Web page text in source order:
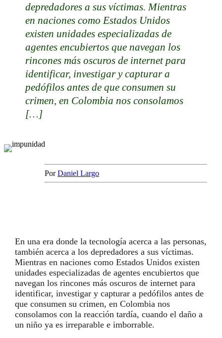
depredadores a sus víctimas. Mientras
en naciones como Estados Unidos
existen unidades especializadas de
agentes encubiertos que navegan los
rincones más oscuros de internet para
identificar, investigar y capturar a
pedófilos antes de que consumen su
crimen, en Colombia nos consolamos
[…]
PorDaniel Largo
En una era donde la tecnología acerca a las personas,
también acerca a los depredadores a sus víctimas.
Mientras en naciones como Estados Unidos existen
unidades especializadas de agentes encubiertos que
navegan los rincones más oscuros de internet para
identificar, investigar y capturar a pedófilos antes de
que consumen su crimen, en Colombia nos
consolamos con la reacción tardía, cuando el daño a
un niño ya es irreparable e imborrable.